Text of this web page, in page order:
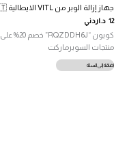
جهاز إزالة الوبر من VITL الايطالية 🇮🇹
12 د.اردني
كوبون “RQZDDH6J” خصم 20% على
منتجات السوبرماركت
إضافة إلى السلة